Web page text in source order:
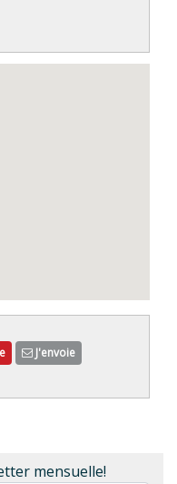
J'envoie
mensuelle!